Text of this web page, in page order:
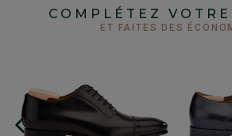
COMPLÉTEZ
ET FAITES DES